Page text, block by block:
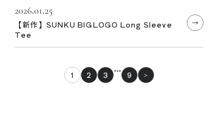
2026.01.25
【新作】SUNKU BIGLOGO Long Sleeve
Tee
1 2 3 … 9 >